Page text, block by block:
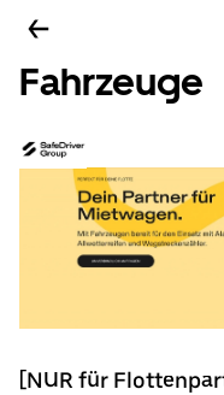
Fahrzeuge
[NUR für